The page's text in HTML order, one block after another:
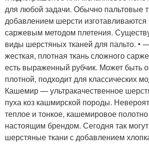
для любой задачи. Обычно пальтовые
добавлением шерсти
саржевым методом плетения.
виды шерстяных тканей для пальто. •
жесткая, плотная ткань сложного
есть выраженный рубчик. Может быть
плотной, подходит для классических
Кашемир — ультракачественное
пуха коз кашмирской породы.
теплое и тонкое, кашемировое
настоящим брендом. Сегодня так
шерстяные ткани с добавлением